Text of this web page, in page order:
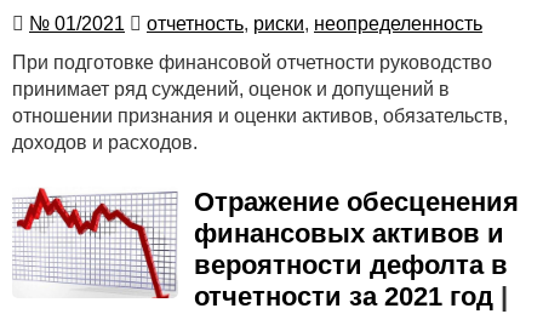
№ 01/2021
отчетность, риски, неопределенность
При подготовке финансовой отчетности руководство
принимает ряд суждений, оценок и допущений в
отношении признания и оценки активов, обязательств,
доходов и расходов.
Отражение обесценения
финансовых активов и
вероятности дефолта в
отчетности за 2021 год|